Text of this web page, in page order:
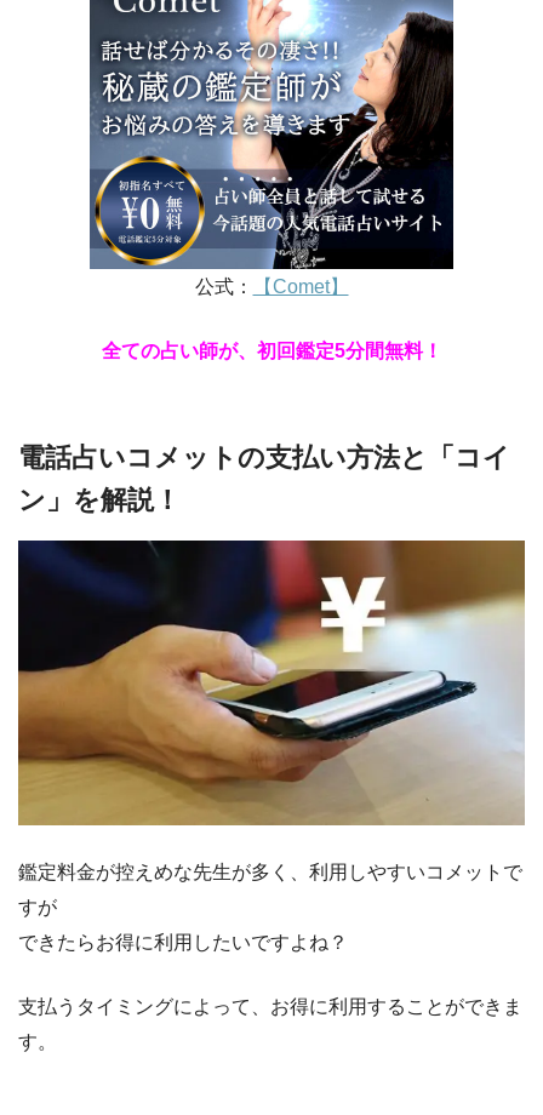
公式： 【Comet】
全ての占い師が、初回鑑定5分間無料！
電話占いコメットの支払い方法と「コイ
ン」を解説！
鑑定料金が控えめな先生が多く、利用しやすいコメットで
すが
できたらお得に利用したいですよね？
支払うタイミングによって、お得に利用することができま
す。